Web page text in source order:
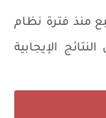
منذ فترة نظام
الإيجابية